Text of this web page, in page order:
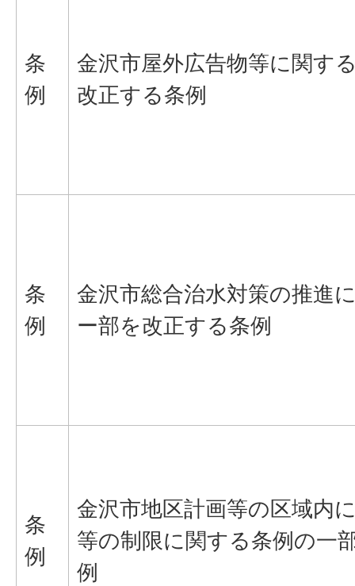
条
例
金沢市屋外広告物等に関す
改正する条例
条
例
金沢市総合治水対策の推進
ー部を改正する条例
条
例
金沢市地区計画等の区域内
等の制限に関する条例の一
例